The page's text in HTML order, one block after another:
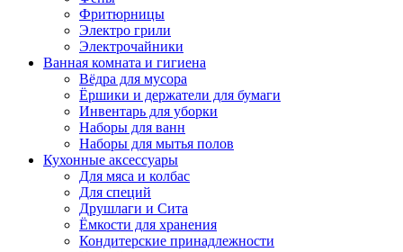
Фритюрницы
Электро грили
Электрочайники
Ванная комната и гигиена
Вёдра для мусора
Ёршики и держатели для бумаги
Инвентарь для уборки
Наборы для ванн
Наборы для мытья полов
Кухонные аксессуары
Для мяса и колбас
Для специй
Друшлаги и Сита
Ёмкости для хранения
Кондитерские принадлежности